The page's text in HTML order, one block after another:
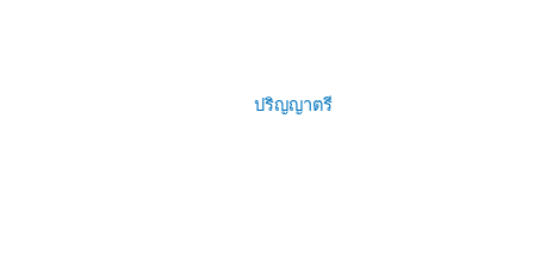
ปริญญาตรี